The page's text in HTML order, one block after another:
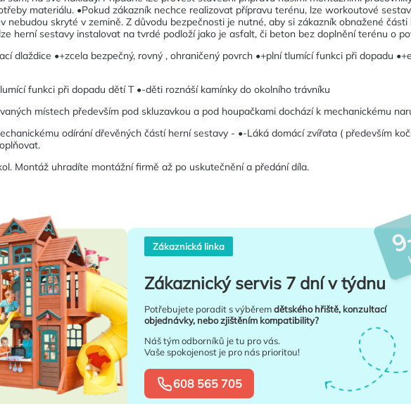
materiálu. •Pokud zákazník nechce realizovat přípravu terénu, lze workoutové
skryté v zemině. Z důvodu bezpečnosti je nutné, aby si zákazník obnažené
herní sestavy instalovat na tvrdé podloží jako je asfalt, či beton bez doplnění terénu o
dlaždice •+zcela bezpečný, rovný , ohraničený povrch •+plní tlumící funkci při dopadu
funkci při dopadu dětí T •-děti roznáší kamínky do okolního trávníku
místech především pod skluzavkou a pod houpačkami dochází k mechanickému
odírání dřevěných částí herní sestavy - •-Láká domácí zvířata ( především
Montáž uhradíte montážní firmě až po uskutečnění a předání díla.
Zákaznická linka
Zákaznický servis 7 dní v týdnu
Potřebujete poradit s výběremdětského hřiště, konzultací
objednávky, nebo zjištěním kompatibility?
Náš tým odborníků je tu pro vás.
Vaše spokojenost je pro nás prioritou!
608 565 705